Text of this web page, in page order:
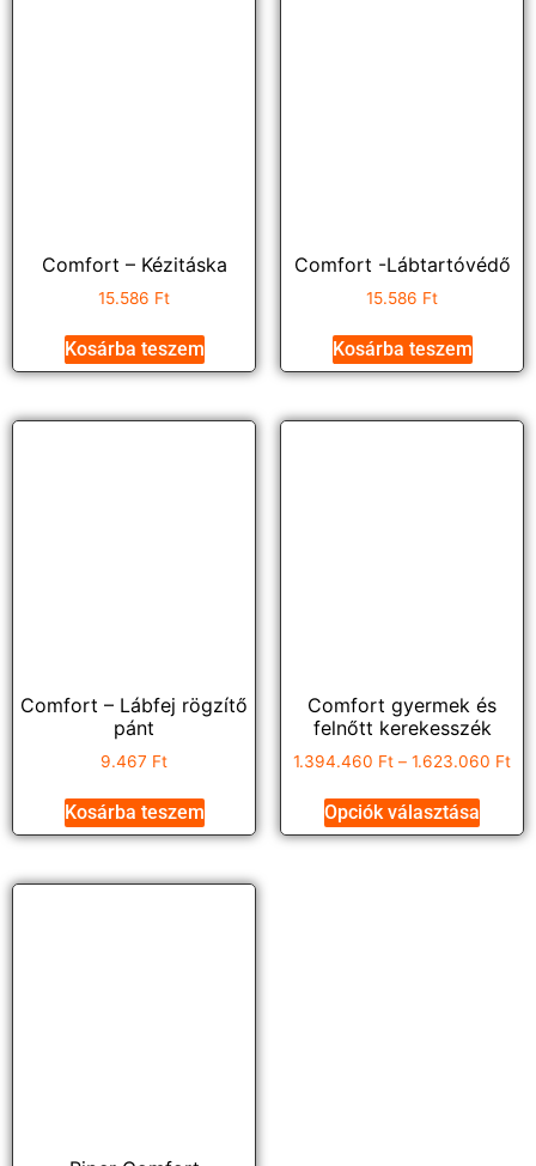
Comfort – Kézitáska
15.586 Ft
Kosárba teszem
Comfort -Lábtartóvédő
15.586 Ft
Kosárba teszem
Comfort – Lábfej rögzítő
pánt
9.467 Ft
Kosárba teszem
Comfort gyermek és
felnőtt kerekesszék
1.394.460 Ft – 1.623.060 Ft
Opciók választása